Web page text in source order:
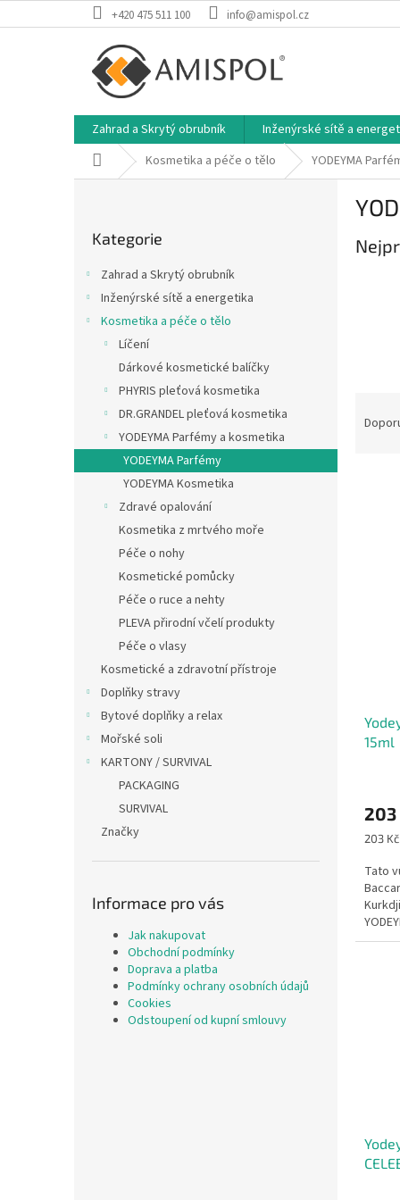
na
+420 475 511 100 info@amispol.cz
Zahrad a Skrytý obrubník Inženýrské sítě a
Domů Kosmetika a péče o tělo YODEYMA
l
kategorie
Kategorie
Zahrad a Skrytý obrubník
Inženýrské sítě a energetika
Kosmetika a péče o tělo
Líčení
Dárkové kosmetické balíčky
PHYRIS pleťová kosmetika
DR.GRANDEL pleťová kosmetika
YODEYMA Parfémy a kosmetika
YODEYMA Parfémy
YODEYMA Kosmetika
Zdravé opalování
Kosmetika z mrtvého moře
Péče o nohy
Kosmetické pomůcky
Péče o ruce a nehty
PLEVA přirodní včelí produkty
Péče o vlasy
Kosmetické a zdravotní přístroje
Doplňky stravy
Bytové doplňky a relax
Mořské soli
KARTONY / SURVIVAL
PACKAGING
SURVIVAL
Značky
Informace pro vás
Jak nakupovat
Obchodní podmínky
Doprava a platba
Podmínky ochrany osobních údajů
Cookies
Odstoupení od kupní smlouvy
15ml
203
Měrná
203
Tato
z